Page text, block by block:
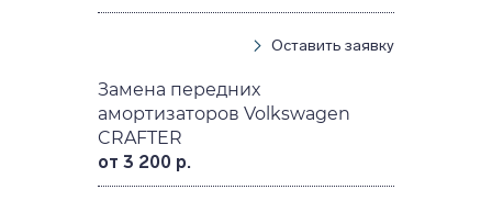
Оставить заявку
Замена передних
амортизаторов Volkswagen
CRAFTER
от 3 200 р.